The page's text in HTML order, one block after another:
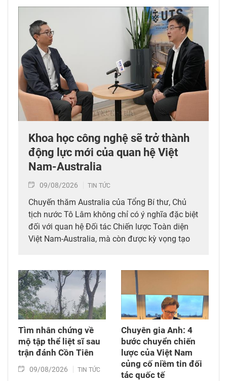
Khoa học công nghệ sẽ trở thành
động lực mới của quan hệ Việt
Nam-Australia
09/08/2026 TIN TỨC
Chuyến thăm Australia của Tổng Bí thư, Chủ
tịch nước Tô Lâm không chỉ có ý nghĩa đặc biệt
đối với quan hệ Đối tác Chiến lược Toàn diện
Việt Nam-Australia, mà còn được kỳ vọng tạo
Tìm nhân chứng về
mộ tập thể liệt sĩ sau
trận đánh Cồn Tiên
09/08/2026 TIN TỨC
Chuyên gia Anh: 4
bước chuyển chiến
lược của Việt Nam
củng cố niềm tin đối
tác quốc tế